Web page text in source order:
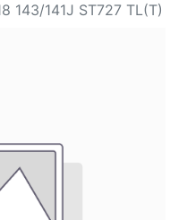
143/141J ST727 TL(T)